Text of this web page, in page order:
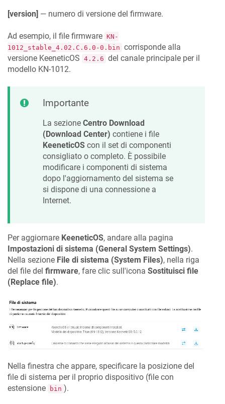
[version] — numero di versione del firmware.
Ad esempio, il file firmware KN -
1012_stable_4.02.C.6.0-0.bin corrisponde alla
versione KeeneticOS 4.2.6 del canale principale per il
modello KN-1012.
Importante
La sezione Centro Download
(Download Center) contiene i file
KeeneticOS con il set di componenti
consigliato o completo. È possibile
modificare i componenti di sistema
dopo l'aggiornamento del sistema se
si dispone di una connessione a
Internet.
Per aggiornare KeeneticOS, andare alla pagina
Impostazioni di sistema (General System Settings).
Nella sezione File di sistema (System Files), nella riga
del file del firmware, fare clic sull'icona Sostituisci file
(Replace file).
Nella finestra che appare, specificare la posizione del
file di sistema per il proprio dispositivo (file con
estensione
bin ).